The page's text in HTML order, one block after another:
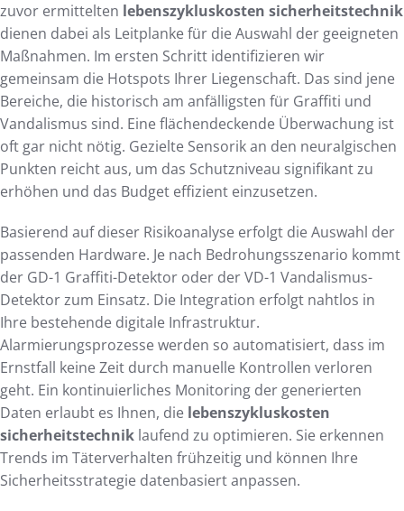
zuvor ermittelten lebenszykluskosten sicherheitstechnik
dienen dabei als Leitplanke für die Auswahl der geeigneten
Maßnahmen. Im ersten Schritt identifizieren wir
gemeinsam die Hotspots Ihrer Liegenschaft. Das sind jene
Bereiche, die historisch am anfälligsten für Graffiti und
Vandalismus sind. Eine flächendeckende Überwachung ist
oft gar nicht nötig. Gezielte Sensorik an den neuralgischen
Punkten reicht aus, um das Schutzniveau signifikant zu
erhöhen und das Budget effizient einzusetzen.
Basierend auf dieser Risikoanalyse erfolgt die Auswahl der
passenden Hardware. Je nach Bedrohungsszenario kommt
der GD-1 Graffiti-Detektor oder der VD-1 Vandalismus-
Detektor zum Einsatz. Die Integration erfolgt nahtlos in
Ihre bestehende digitale Infrastruktur.
Alarmierungsprozesse werden so automatisiert, dass im
Ernstfall keine Zeit durch manuelle Kontrollen verloren
geht. Ein kontinuierliches Monitoring der generierten
Daten erlaubt es Ihnen, die lebenszykluskosten
sicherheitstechnik laufend zu optimieren. Sie erkennen
Trends im Täterverhalten frühzeitig und können Ihre
Sicherheitsstrategie datenbasiert anpassen.